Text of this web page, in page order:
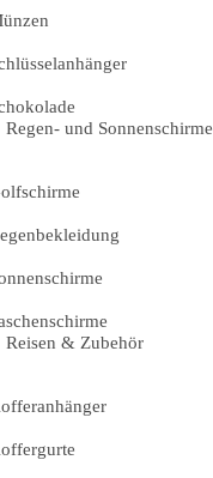
Regen- und Sonnenschirme
Reisen & Zubehör